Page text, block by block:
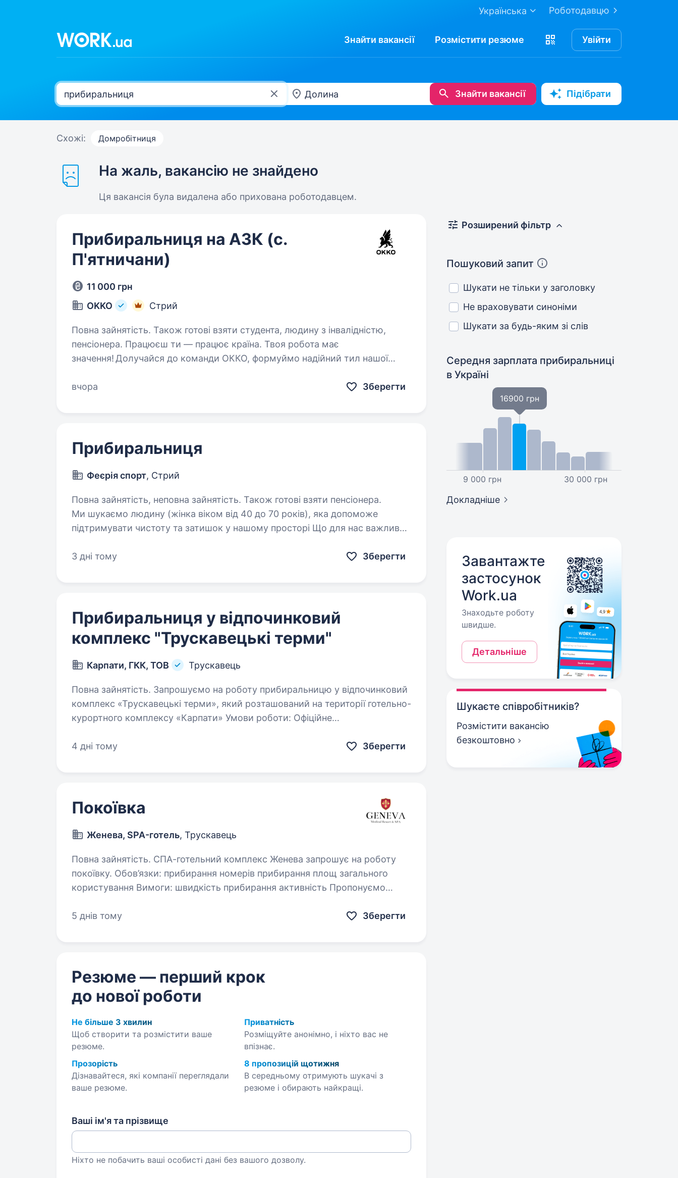
Роботодавцю
Українська
Знайти вакансії Розмістити резюме Увійти
Знайти вакансії Підібрати
Схожі: Домробітниця
На жаль, вакансію не знайдено
Ця вакансія була видалена або прихована роботодавцем.
Прибиральниця на АЗК (с.
П'ятничани)
11 000 грн
OKKO
Стрий
Повна зайнятість. Також готові взяти студента, людину з інвалідністю,
пенсіонера. Працюєш ти — працює країна. Твоя робота має
значення! Долучайся до команди ОККО, формуймо надійний тил нашої
швидко приймаємо на роботу з першого…
вчора Зберегти
Прибиральниця
Феєрія спорт, Стрий
Повна зайнятість, неповна зайнятість. Також готові взяти пенсіонера.
Ми шукаємо людину (жінка віком від 40 до 70 років), яка допоможе
підтримувати чистоту та затишок у нашому просторі Що для нас важливо:
3 дні тому
Зберегти
Прибиральниця у відпочинковий
комплекс "Трускавецькі терми"
Карпати, ГКК, ТОВ Трускавець
Повна зайнятість. Запрошуємо на роботу прибиральницю у відпочинковий
комплекс «Трускавецькі терми», який розташований на території готельно-
курортного комплексу «Карпати» Умови роботи: Офіційне
4 дні тому
Зберегти
Покоївка
Женева, SPA-готель, Трускавець
Повна зайнятість. СПА-готельний комплекс Женева запрошує на роботу
покоївку. Обов’язки: прибирання номерів прибирання площ загального
користування Вимоги: швидкість прибирання активність Пропонуємо
5 днів тому
Зберегти
Резюме — перший крок
до нової роботи
Не більше 3 хвилин
Щоб створити та розмістити ваше
резюме.
Приватність
Розміщуйте анонімно, і ніхто вас не
впізнає.
Прозорість
Дізнавайтеся, які компанії переглядали
ваше резюме.
8 пропозицій щотижня
В середньому отримують шукачі з
резюме і обирають найкращі.
Ваші ім'я та прізвище
Ніхто не побачить ваші особисті дані без вашого дозволу.
Розширений фільтр
Пошуковий запит
Шукати не тільки у заголовку
Не враховувати синоніми
Шукати за будь-яким зі слів
Середня зарплата прибиральниці
в Україні
9 000 грн
16900 грн
30 000 грн
Докладніше
Завантажте
застосунок
Work.ua
Знаходьте роботу
швидше.
Детальніше
Шукаєте співробітників?
Розмістити вакансію
безкоштовно